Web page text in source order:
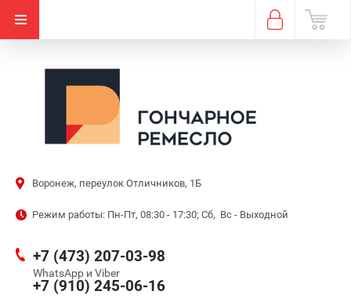
Воронеж, переулок Отличников, 1Б
Режим работы: Пн-Пт, 08:30 - 17:30; Сб, Вс - Выходной
+7 (473) 207-03-98
WhatsApp и Viber
+7 (910) 245-06-16